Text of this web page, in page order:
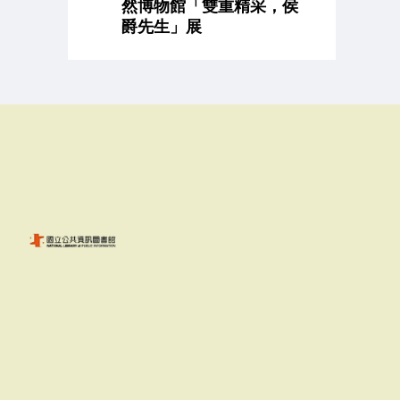
然博物館「雙重精采，侯
爵先生」展